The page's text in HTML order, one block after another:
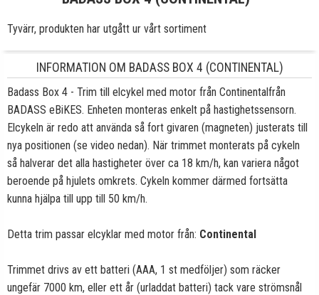
Tyvärr, produkten har utgått ur vårt sortiment
INFORMATION OM BADASS BOX 4 (CONTINENTAL)
Badass Box 4 - Trim till elcykel med motor från Continentalfrån
BADASS eBiKES. Enheten monteras enkelt på hastighetssensorn.
Elcykeln är redo att använda så fort givaren (magneten) justerats till
nya positionen (se video nedan). När trimmet monterats på cykeln
så halverar det alla hastigheter över ca 18 km/h, kan variera något
beroende på hjulets omkrets. Cykeln kommer därmed fortsätta
kunna hjälpa till upp till 50 km/h.
Detta trim passar elcyklar med motor från: Continental
Trimmet drivs av ett batteri (AAA, 1 st medföljer) som räcker
ungefär 7000 km, eller ett år (urladdat batteri) tack vare strömsnål